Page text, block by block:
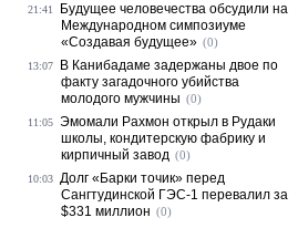
21:41
Будущее человечества обсудили на
Международном симпозиуме
«Создавая будущее» (0)
13:07
В Канибадаме задержаны двое по
факту загадочного убийства
молодого мужчины (0)
11:05 Эмомали Рахмон открыл в Рудаки
школы, кондитерскую фабрику и
кирпичный завод (0)
10:03 Долг «Барки точик» перед
Сангтудинской ГЭС-1 перевалил за
$331 миллион (0)